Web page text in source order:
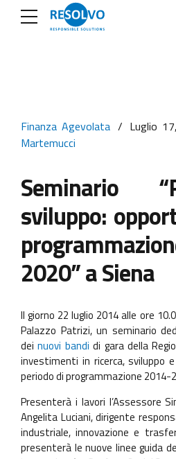
Finanza Agevolata Luglio
Martemucci
Seminario
sviluppo:
2020” a Siena
Il giorno 22 luglio 2014 alle ore
Palazzo Patrizi, un seminario
deinuovi bandi di gara della
investimenti in ricerca, sviluppo
periodo di programmazione 2014-
Presenterà i lavori l’Assessore
Angelita Luciani, dirigente
industriale, innovazione e
presenterà le nuove linee guida